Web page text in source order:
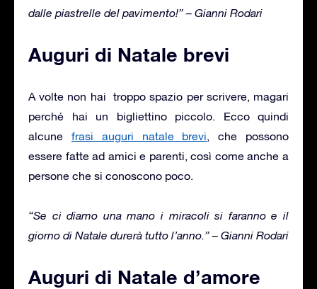
dalle piastrelle del pavimento!” – Gianni Rodari
Auguri di Natale brevi
A volte non hai troppo spazio per scrivere, magari
perché hai un bigliettino piccolo. Ecco quindi
alcune frasi auguri natale brevi, che possono
essere fatte ad amici e parenti, così come anche a
persone che si conoscono poco.
“Se ci diamo una mano i miracoli si faranno e il
giorno di Natale durerà tutto l’anno.” – Gianni Rodari
Auguri di Natale d’amore